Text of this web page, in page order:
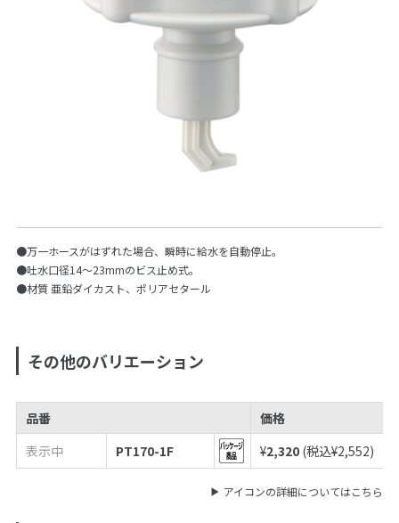
●万一ホースがはずれた場合、瞬時に給水を自動停止。
●吐水口径14〜23mmのビス止め式。
●材質 亜鉛ダイカスト、ポリアセタール
その他のバリエーション
品番 価格
表示中
PT170-1F ¥2,320 (税込¥2,552)
アイコンの詳細についてはこちら